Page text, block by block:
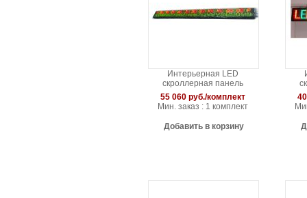
Интерьерная LED
скроллерная панель
1997x228мм (3 строки,
трехцветная или
одноцветная)
55 060 руб./комплект
Мин. заказ : 1 комплект
Добавить в корзину